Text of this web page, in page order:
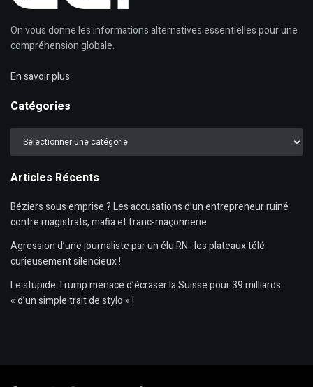
On vous donne les informations alternatives essentielles pour une
compréhension globale.
En savoir plus
Catégories
Catégories
Articles Récents
Béziers sous emprise ? Les accusations d’un entrepreneur ruiné
contre magistrats, mafia et franc-maçonnerie
Agression d’une journaliste par un élu RN : les plateaux télé
curieusement silencieux !
Le stupide Trump menace d’écraser la Suisse pour 39 milliards
« d’un simple trait de stylo » !